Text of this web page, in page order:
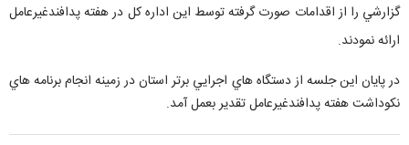
گزارشي را از اقدامات صورت گرفته توسط اين اداره كل در هفته پدافندغيرعامل
ارائه نمودند.
در پايان اين جلسه از دستگاه هاي اجرايي برتر استان در زمينه انجام برنامه هاي
نكوداشت هفته پدافندغيرعامل تقدير بعمل آمد.